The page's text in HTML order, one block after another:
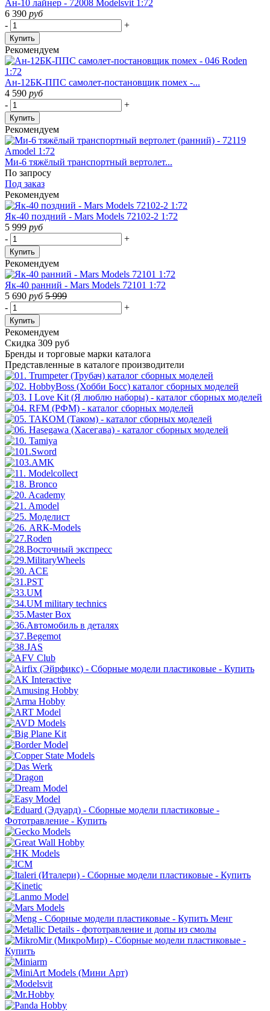
Ан-10 лайнер - 72008 Modelsvit 1:72
6 390 руб
-
+
Купить
Рекомендуем
Ан-12БК-ППС самолет-постановщик помех -...
4 590 руб
-
+
Купить
Рекомендуем
Ми-6 тяжёлый транспортный вертолет...
По запросу
Под заказ
Рекомендуем
Як-40 поздний - Mars Models 72102-2 1:72
5 999 руб
-
+
Купить
Рекомендуем
Як-40 ранний - Mars Models 72101 1:72
5 690 руб 5 999
-
+
Купить
Рекомендуем
Скидка 309 руб
Бренды и торговые марки каталога
Представленные в каталоге производители